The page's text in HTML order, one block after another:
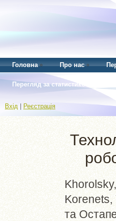
Головна Про нас
Перегляд за статистикою
Вхід Реєстрація
Korenets,
та